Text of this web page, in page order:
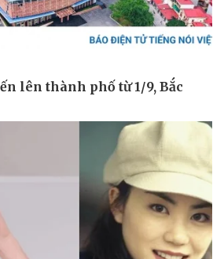
Quân sự - Quốc phòng
Việt Nam